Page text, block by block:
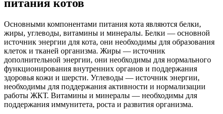
питания котов
Основными компонентами питания кота являются белки,
жиры, углеводы, витамины и минералы. Белки — основной
источник энергии для кота, они необходимы для образования
клеток и тканей организма. Жиры — источник
дополнительной энергии, они необходимы для нормального
функционирования внутренних органов и поддержания
здоровья кожи и шерсти. Углеводы — источник энергии,
необходимы для поддержания активности и нормализации
работы ЖКТ. Витамины и минералы — необходимы для
поддержания иммунитета, роста и развития организма.